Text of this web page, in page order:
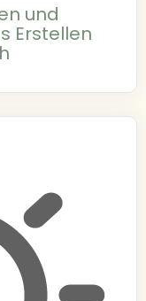
und
Erstellen